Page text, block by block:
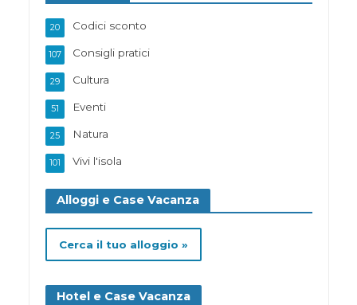
Codici sconto
20
Consigli pratici
107
Cultura
29
Eventi
51
Natura
25
Vivi l'isola
101
Alloggi e Case Vacanza
Cerca il tuo alloggio »
Hotel e Case Vacanza